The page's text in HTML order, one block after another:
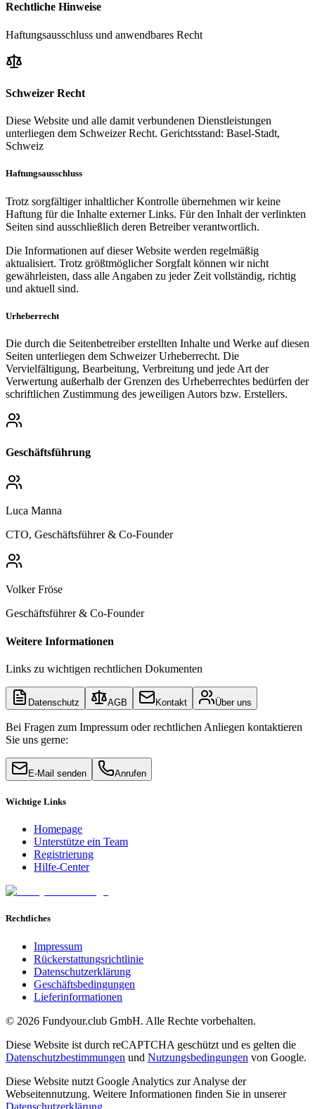
Rechtliche Hinweise
Haftungsausschluss und anwendbares Recht
Schweizer Recht
Diese Website und alle damit verbundenen Dienstleistungen
unterliegen dem Schweizer Recht. Gerichtsstand: Basel-Stadt,
Schweiz
Haftungsausschluss
Trotz sorgfältiger inhaltlicher Kontrolle übernehmen wir keine
Haftung für die Inhalte externer Links. Für den Inhalt der verlinkten
Seiten sind ausschließlich deren Betreiber verantwortlich.
Die Informationen auf dieser Website werden regelmäßig
aktualisiert. Trotz größtmöglicher Sorgfalt können wir nicht
gewährleisten, dass alle Angaben zu jeder Zeit vollständig, richtig
und aktuell sind.
Urheberrecht
Die durch die Seitenbetreiber erstellten Inhalte und Werke auf diesen
Seiten unterliegen dem Schweizer Urheberrecht. Die
Vervielfältigung, Bearbeitung, Verbreitung und jede Art der
Verwertung außerhalb der Grenzen des Urheberrechtes bedürfen der
schriftlichen Zustimmung des jeweiligen Autors bzw. Erstellers.
Geschäftsführung
Luca Manna
CTO, Geschäftsführer & Co-Founder
Volker Fröse
Geschäftsführer & Co-Founder
Weitere Informationen
Links zu wichtigen rechtlichen Dokumenten
Datenschutz AGB Kontakt Über uns
Bei Fragen zum Impressum oder rechtlichen Anliegen kontaktieren
Sie uns gerne:
E-Mail senden Anrufen
Wichtige Links
Homepage
Unterstütze ein Team
Registrierung
Hilfe-Center
Rechtliches
Impressum
Rückerstattungsrichtlinie
Datenschutzerklärung
Geschäftsbedingungen
Lieferinformationen
© 2026 Fundyour.club GmbH. Alle Rechte vorbehalten.
Diese Website ist durch reCAPTCHA geschützt und es gelten die
Datenschutzbestimmungen und Nutzungsbedingungen von Google.
Diese Website nutzt Google Analytics zur Analyse der
Webseitennutzung. Weitere Informationen finden Sie in unserer
Datenschutzerklärung